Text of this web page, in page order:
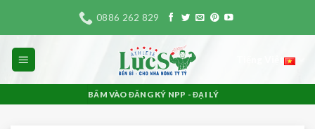
nội
dung
0886 262 829
BẤM VÀO ĐĂNG KÝ NPP - ĐẠI LÝ